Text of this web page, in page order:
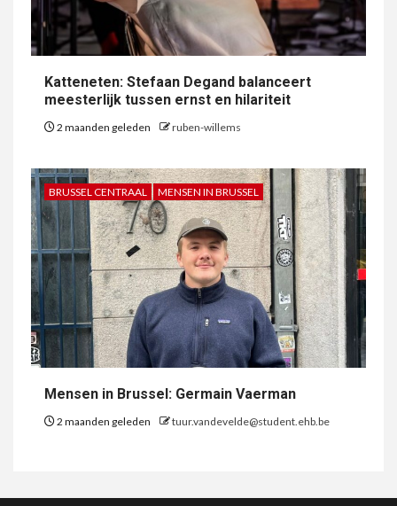
Katteneten: Stefaan Degand balanceert
meesterlijk tussen ernst en hilariteit
2 maanden geleden ruben-willems
BRUSSEL CENTRAAL MENSEN IN BRUSSEL
Mensen in Brussel: Germain Vaerman
2 maanden geleden tuur.vandevelde@student.ehb.be